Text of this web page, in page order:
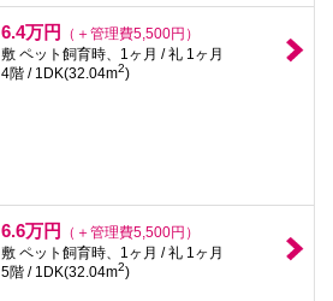
6.4万円
（＋管理費5,500円）
敷 ペット飼育時、1ヶ月 / 礼 1ヶ月
4階 / 1DK(32.04m2)
6.6万円
（＋管理費5,500円）
敷 ペット飼育時、1ヶ月 / 礼 1ヶ月
5階 / 1DK(32.04m2)